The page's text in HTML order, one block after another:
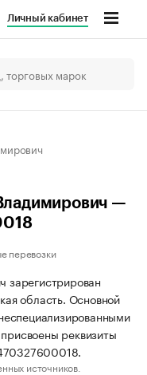
Личный кабинет
—
перевозки
зарегистрирован
область. Основной
реквизиты
источников.